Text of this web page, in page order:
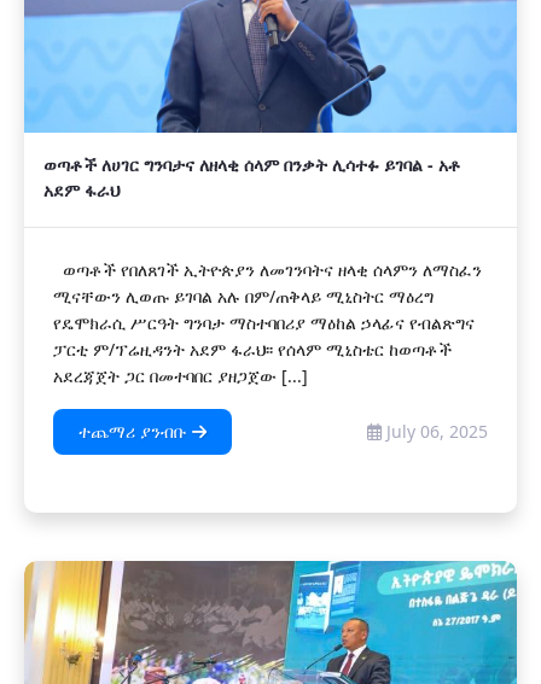
ወጣቶች ለሀገር ግንባታና ለዘላቂ ሰላም በንቃት ሊሳተፉ ይገባል - አቶ
አደም ፋራህ
ወጣቶች የበለጸገች ኢትዮጵያን ለመገንባትና ዘላቂ ሰላምን ለማስፈን
ሚናቸውን ሊወጡ ይገባል አሉ በም/ጠቅላይ ሚኒስትር ማዕረግ
የዴሞክራሲ ሥርዓት ግንባታ ማስተባበሪያ ማዕከል ኃላፊና የብልጽግና
ፓርቲ ም/ፕሬዚዳንት አደም ፋራህ፡፡ የሰላም ሚኒስቴር ከወጣቶች
አደረጃጀት ጋር በመተባበር ያዘጋጀው [...]
ተጨማሪ ያንብቡ July 06, 2025